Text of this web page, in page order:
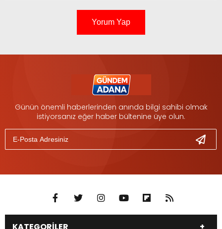
Yorum Yap
Günün önemli haberlerinden anında bilgi sahibi olmak
istiyorsanız eğer haber bültenine üye olun.
KATEGORİLER